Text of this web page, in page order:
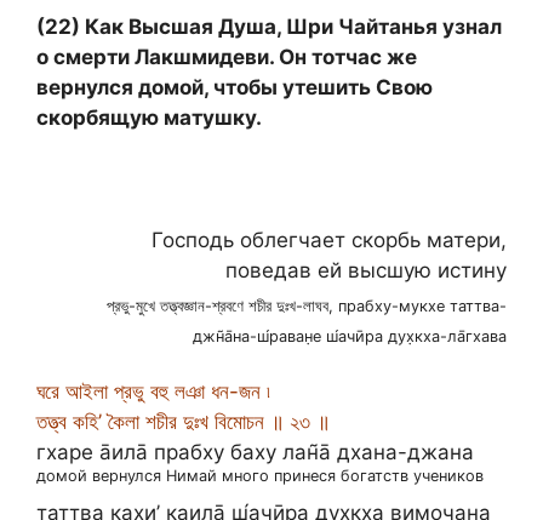
(22) Как Высшая Душа, Шри Чайтанья узнал
о смерти Лакшмидеви. Он тотчас же
вернулся домой, чтобы утешить Свою
скорбящую матушку.
Господь облегчает скорбь матери,
поведав ей высшую истину
প্রভু-মুখে তত্ত্বজ্ঞান-শ্রবণে শচীর দুঃখ-লাঘব, прабху-мукхе таттва-
джн̃а̄на-ш́раван̣е ш́ачӣра дух̣кха-ла̄гхава
ঘরে আইলা প্রভু বহু লঞা ধন-জন ৷
তত্ত্ব কহি’ কৈলা শচীর দুঃখ বিমোচন ॥ ২৩ ॥
гхаре а̄ила̄ прабху баху лан̃а̄ дхана-джана
домой вернулся Нимай много принеся богатств учеников
таттва кахи’ каила̄ ш́ачӣра дух̣кха вимочана